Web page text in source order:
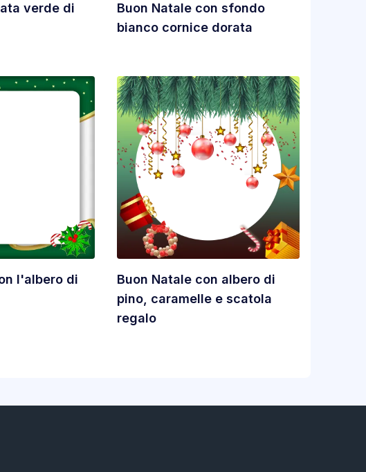
verde di
Buon Natale con sfondo
bianco cornice dorata
l'albero di
Buon Natale con albero di
pino, caramelle e scatola
regalo